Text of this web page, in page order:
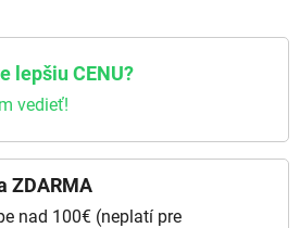
lepšiu CENU?
vedieť!
ZDARMA
nad 100€ (neplatí pre